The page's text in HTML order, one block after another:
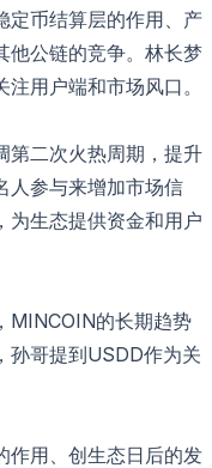
定币结算层的作用、产
他公链的竞争。林长梦
用户端和市场风口。
第二次火热周期，提升
人参与来增加市场信
为生态提供资金和用户
MINCOIN的长期趋势
孙哥提到USDD作为关
作用、创生态日后的发